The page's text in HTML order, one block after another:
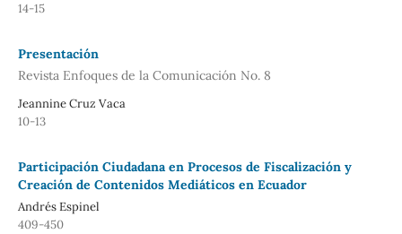
14-15
Presentación
Revista Enfoques de la Comunicación No. 8
Jeannine Cruz Vaca
10-13
Participación Ciudadana en Procesos de Fiscalización y
Creación de Contenidos Mediáticos en Ecuador
Andrés Espinel
409-450